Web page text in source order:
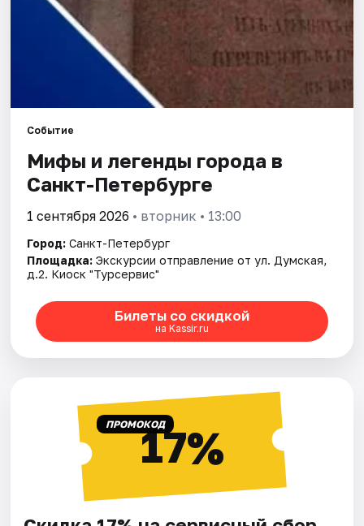
Событие
Мифы и легенды города в
Санкт-Петербурге
1 сентября 2026 • вторник • 13:00
Город: Санкт-Петербург
Площадка: Экскурсии отправление от ул. Думская,
д.2. Киоск "Турсервис"
Билеты со скидкой
на Kassir.ru
ПРОМОКОД17%